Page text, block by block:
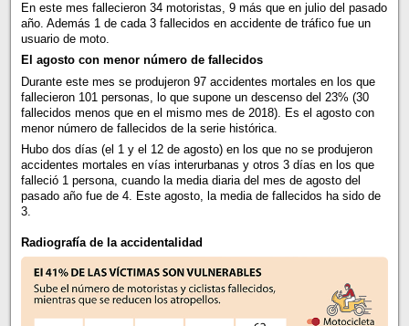
En este mes fallecieron 34 motoristas, 9 más que en julio del pasado
año. Además 1 de cada 3 fallecidos en accidente de tráfico fue un
usuario de moto.
El agosto con menor número de fallecidos
Durante este mes se produjeron 97 accidentes mortales en los que
fallecieron 101 personas, lo que supone un descenso del 23% (30
fallecidos menos que en el mismo mes de 2018). Es el agosto con
menor número de fallecidos de la serie histórica.
Hubo dos días (el 1 y el 12 de agosto) en los que no se produjeron
accidentes mortales en vías interurbanas y otros 3 días en los que
falleció 1 persona, cuando la media diaria del mes de agosto del
pasado año fue de 4. Este agosto, la media de fallecidos ha sido de
3.
Radiografía de la accidentalidad